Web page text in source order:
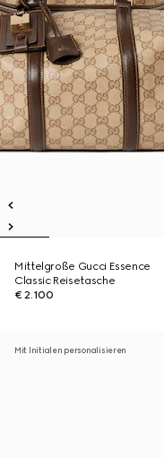
Mittelgroße Gucci Essence
Classic Reisetasche
€ 2.100
Mit Initialen personalisieren